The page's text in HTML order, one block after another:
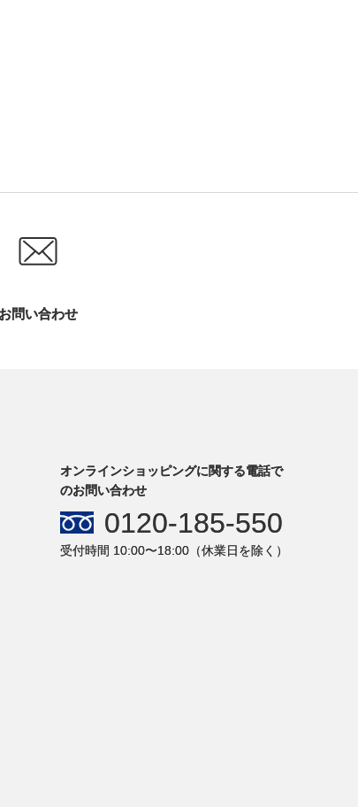
お問い合わせ
オンラインショッピングに関する電話で
のお問い合わせ
0120-185-550
受付時間 10:00〜18:00（休業日を除く）